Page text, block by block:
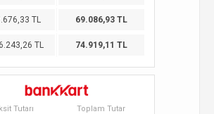
TL 69.086,93 TL
TL 74.919,11 TL
Tutarı Toplam Tutar